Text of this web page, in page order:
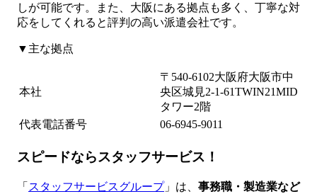
しが可能です。また、大阪にある拠点も多く、丁寧な対
応をしてくれると評判の高い派遣会社です。
▼主な拠点
本社
〒540-6102大阪府大阪市中
央区城見2-1-61TWIN21MID
タワー2階
代表電話番号
06-6945-9011
スピードならスタッフサービス！
「 スタッフサービスグループ」は、 事務職・製造業など